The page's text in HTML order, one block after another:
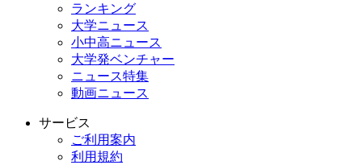
ランキング
大学ニュース
小中高ニュース
大学発ベンチャー
ニュース特集
動画ニュース
サービス
ご利用案内
利用規約